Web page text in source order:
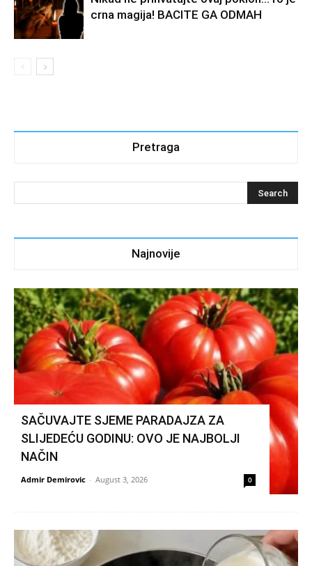
crna magija! BACITE GA ODMAH
Pretraga
Najnovije
SAČUVAJTE SJEME PARADAJZA ZA
SLIJEDEĆU GODINU: OVO JE NAJBOLJI
NAČIN
Admir Demirovic - August 3, 2026 0